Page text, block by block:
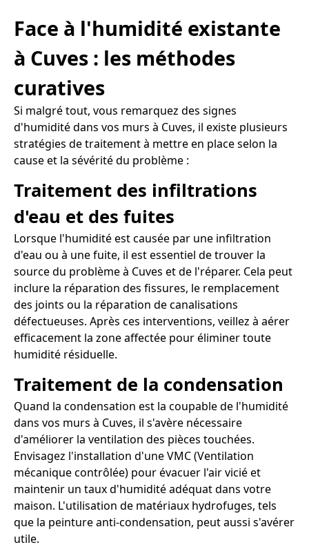
Face à l'humidité existante
à Cuves : les méthodes
curatives
Si malgré tout, vous remarquez des signes
d'humidité dans vos murs à Cuves, il existe plusieurs
stratégies de traitement à mettre en place selon la
cause et la sévérité du problème :
Traitement des infiltrations
d'eau et des fuites
Lorsque l'humidité est causée par une infiltration
d'eau ou à une fuite, il est essentiel de trouver la
source du problème à Cuves et de l'réparer. Cela peut
inclure la réparation des fissures, le remplacement
des joints ou la réparation de canalisations
défectueuses. Après ces interventions, veillez à aérer
efficacement la zone affectée pour éliminer toute
humidité résiduelle.
Traitement de la condensation
Quand la condensation est la coupable de l'humidité
dans vos murs à Cuves, il s'avère nécessaire
d'améliorer la ventilation des pièces touchées.
Envisagez l'installation d'une VMC (Ventilation
mécanique contrôlée) pour évacuer l'air vicié et
maintenir un taux d'humidité adéquat dans votre
maison. L'utilisation de matériaux hydrofuges, tels
que la peinture anti-condensation, peut aussi s'avérer
utile.